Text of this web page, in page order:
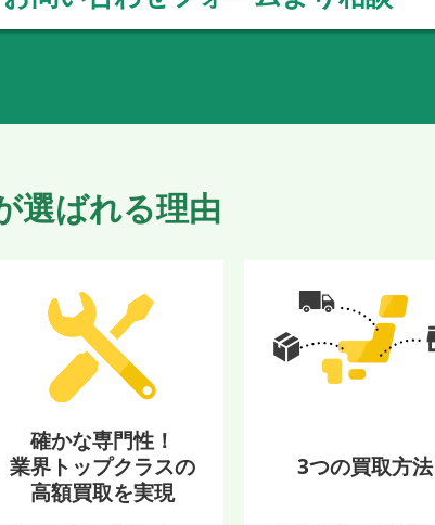
選ばれる理由
確かな専門性！
業界トップクラスの
高額買取を実現
3つの買取方法